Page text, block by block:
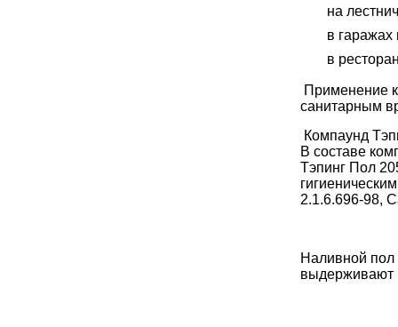
на
в гаражах
в
Применение
санитарным
Компаунд
В составе
Тэпинг Пол
2.1.6.696-98,
Наливной пол
выдерживают